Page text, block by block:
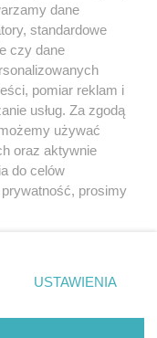
02
z portali
sięz nami
dane
standardowe
czy dane
pomiar reklam i
usług. Za zgodą
używać
oraz aktywnie
do celów
prosimy
rogu strony
nie wymagają
się
miały
USTAWIENIA